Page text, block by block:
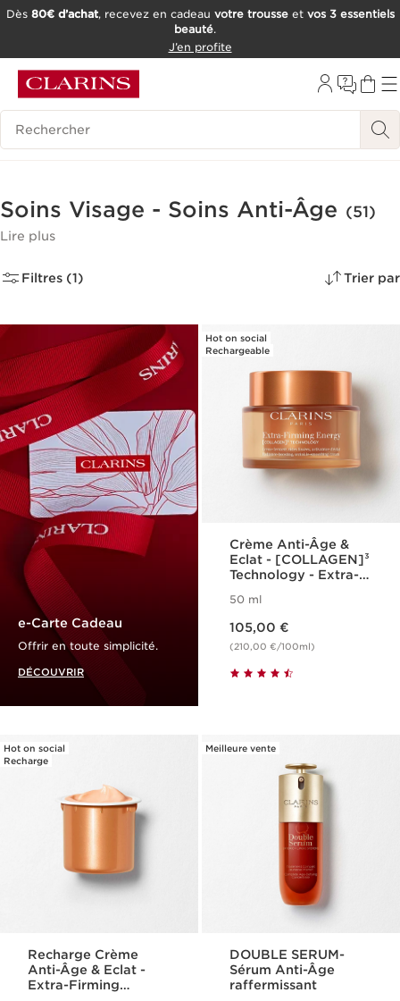
OUTIL D'ACCESSIBILITÉ
Dès 80€ d’achat, recevez en cadeau votre trousseet vos 3 essentiels
beauté.
J’en profite
Historique des recherches
Soins Visage - Soins Anti-Âge (51)
Lire plus
Filtres (1) Trier par
e-Carte Cadeau
Offrir en toute simplicité.
DÉCOUVRIR
Hot on social
Rechargeable
Crème Anti-Âge &
Eclat - [COLLAGEN]³
Technology - Extra-
50 ml
105,00 €
(210,00 €/100ml)
Hot on social
Recharge
Recharge Crème
Anti-Âge & Eclat -
Extra-Firming
Meilleure vente
DOUBLE SERUM-
Sérum Anti-Âge
raffermissant